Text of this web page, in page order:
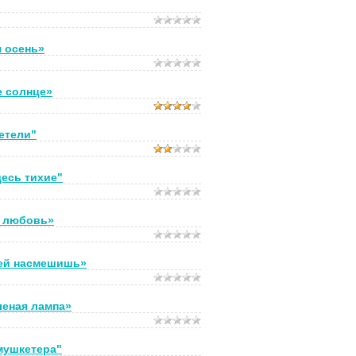
осень»
солнце»
тихие"
любовь»
насмешишь»
лампа»